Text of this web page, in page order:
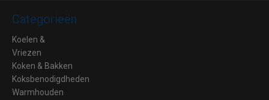
Categorieën
Koelen &
Vriezen
Koken & Bakken
Koksbenodigdheden
Warmhouden